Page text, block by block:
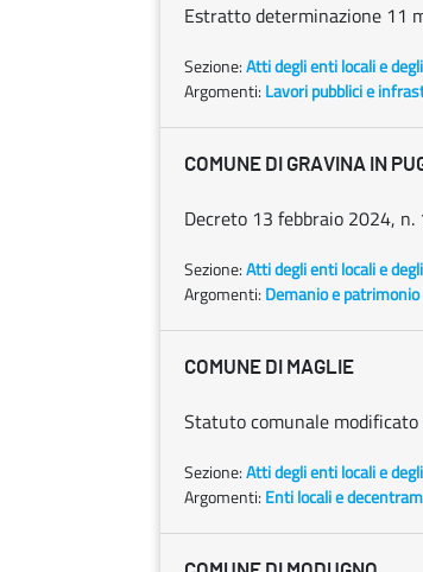
Estratto determinazione 11
Sezione:Atti degli enti locali e
Argomenti: Lavori pubblici e
COMUNE DI GRAVINA IN
Decreto 13 febbraio 2024,
Sezione:Atti degli enti locali e
Argomenti: Demanio e patrimonio
COMUNE DI MAGLIE
Statuto comunale modificato
Sezione:Atti degli enti locali e
Argomenti: Enti locali e